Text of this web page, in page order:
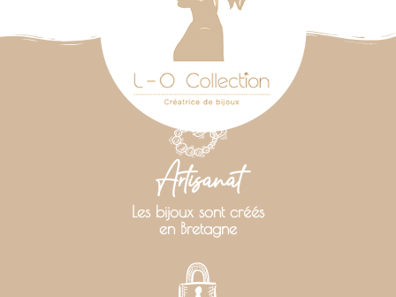
Artisanat
Les bijoux sont créés
en Bretagne